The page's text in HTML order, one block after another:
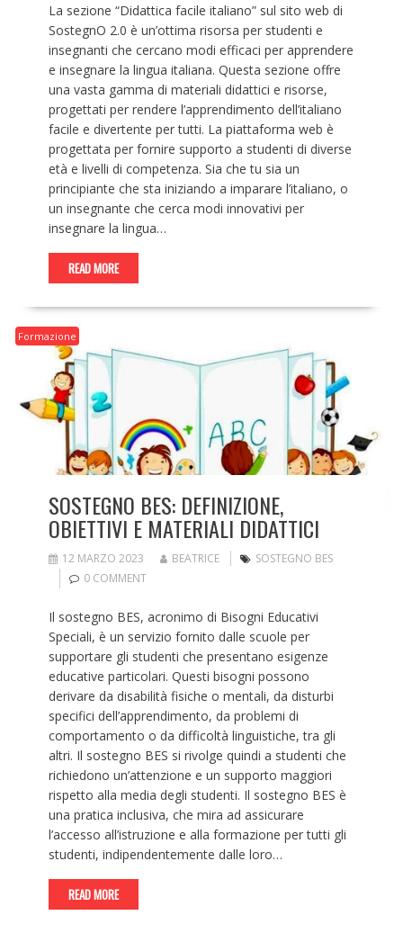
La sezione “Didattica facile italiano” sul sito web di
SostegnO 2.0 è un’ottima risorsa per studenti e
insegnanti che cercano modi efficaci per apprendere
e insegnare la lingua italiana. Questa sezione offre
una vasta gamma di materiali didattici e risorse,
progettati per rendere l’apprendimento dell’italiano
facile e divertente per tutti. La piattaforma web è
progettata per fornire supporto a studenti di diverse
età e livelli di competenza. Sia che tu sia un
principiante che sta iniziando a imparare l’italiano, o
un insegnante che cerca modi innovativi per
insegnare la lingua…
READ MORE
Formazione
SOSTEGNO BES: DEFINIZIONE,
OBIETTIVI E MATERIALI DIDATTICI
12 MARZO 2023 BEATRICE
SOSTEGNO BES
0 COMMENT
Il sostegno BES, acronimo di Bisogni Educativi
Speciali, è un servizio fornito dalle scuole per
supportare gli studenti che presentano esigenze
educative particolari. Questi bisogni possono
derivare da disabilità fisiche o mentali, da disturbi
specifici dell’apprendimento, da problemi di
comportamento o da difficoltà linguistiche, tra gli
altri. Il sostegno BES si rivolge quindi a studenti che
richiedono un’attenzione e un supporto maggiori
rispetto alla media degli studenti. Il sostegno BES è
una pratica inclusiva, che mira ad assicurare
l’accesso all’istruzione e alla formazione per tutti gli
studenti, indipendentemente dalle loro…
READ MORE